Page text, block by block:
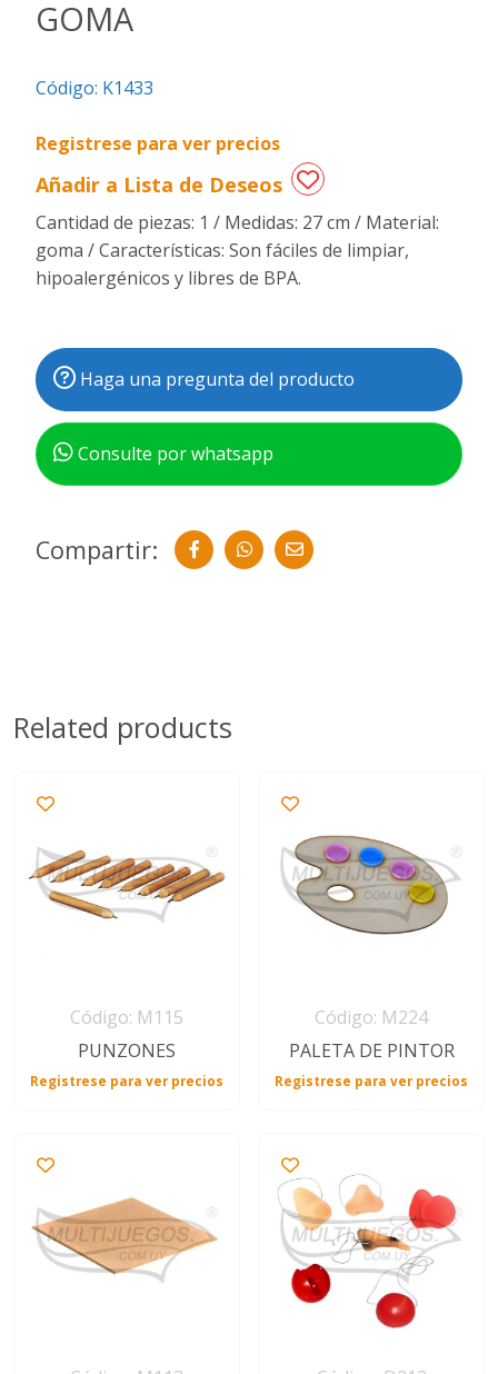
fechas
GOMA
Código: K1433
Registrese para ver precios
Añadir a Lista de Deseos
Cantidad de piezas: 1 / Medidas: 27 cm / Material:
goma / Características: Son fáciles de limpiar,
hipoalergénicos y libres de BPA.
Haga una pregunta del producto
Consulte por whatsapp
Compartir:
Related products
Código: M115
PUNZONES
Registrese para ver precios
Código: M224
PALETA DE PINTOR
Registrese para ver precios